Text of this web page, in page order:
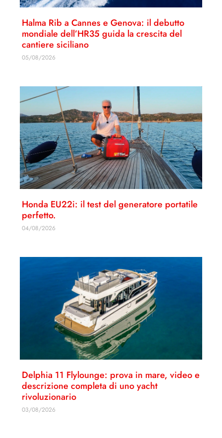
Halma Rib a Cannes e Genova: il debutto
mondiale dell’HR35 guida la crescita del
cantiere siciliano
05/08/2026
Honda EU22i: il test del generatore portatile
perfetto.
04/08/2026
Delphia 11 Flylounge: prova in mare, video e
descrizione completa di uno yacht
rivoluzionario
03/08/2026